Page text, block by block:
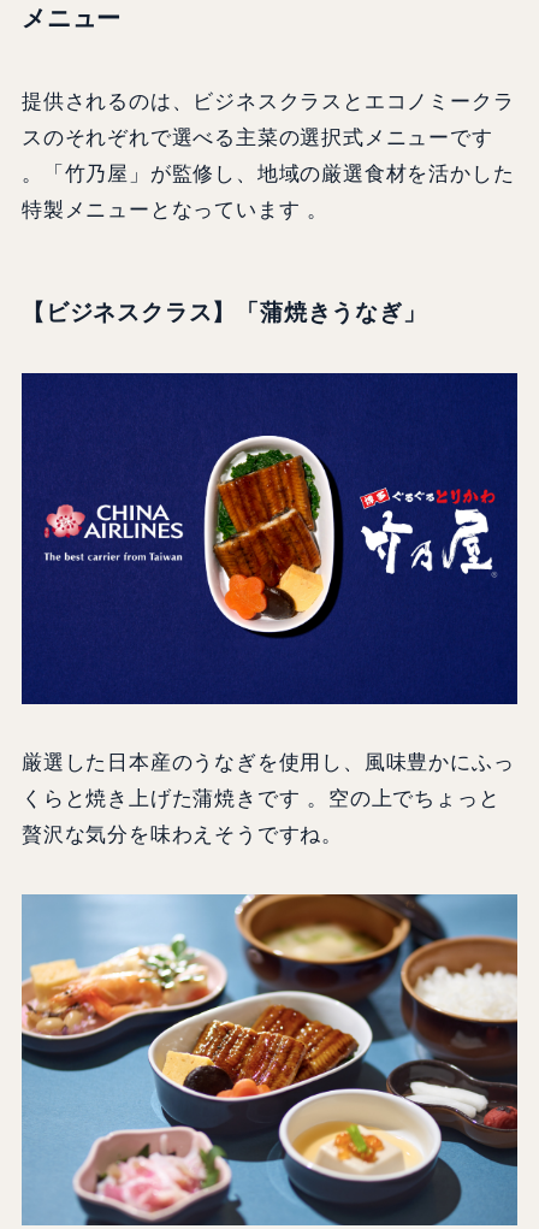
メニュー
提供されるのは、ビジネスクラスとエコノミークラ
スのそれぞれで選べる主菜の選択式メニューです
。「竹乃屋」が監修し、地域の厳選食材を活かした
特製メニューとなっています 。
【ビジネスクラス】「蒲焼きうなぎ」
厳選した日本産のうなぎを使用し、風味豊かにふっ
くらと焼き上げた蒲焼きです 。空の上でちょっと
贅沢な気分を味わえそうですね。